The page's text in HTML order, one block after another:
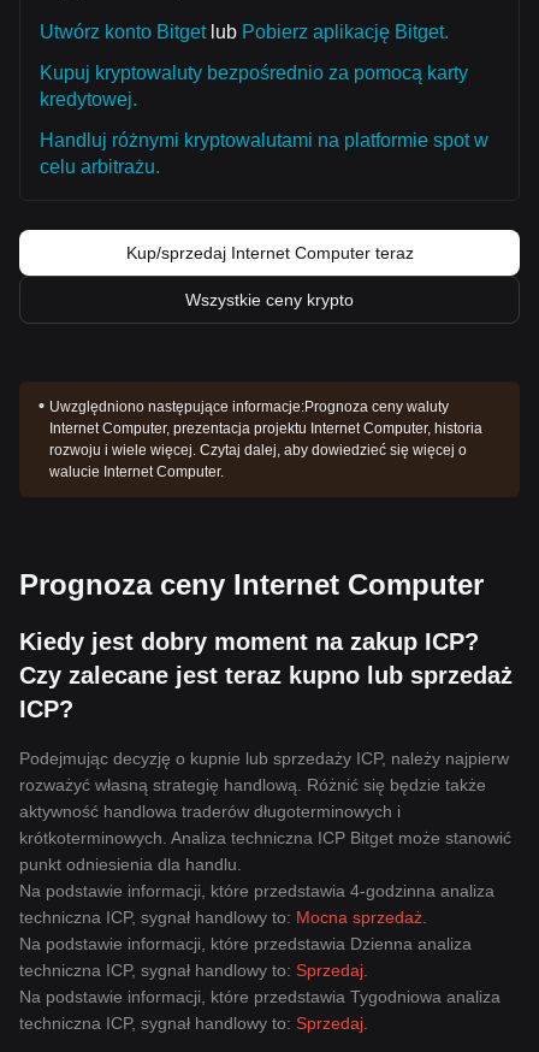
Utwórz konto Bitgetlub Pobierz aplikację Bitget.
Kupuj kryptowaluty bezpośrednio za pomocą karty
kredytowej.
Handluj różnymi kryptowalutami na platformie spot w
celu arbitrażu.
Kup/sprzedaj Internet Computer teraz
Wszystkie ceny krypto
Uwzględniono następujące informacje:Prognoza ceny waluty
Internet Computer, prezentacja projektu Internet Computer, historia
rozwoju i wiele więcej. Czytaj dalej, aby dowiedzieć się więcej o
walucie Internet Computer.
Prognoza ceny Internet Computer
Kiedy jest dobry moment na zakup ICP?
Czy zalecane jest teraz kupno lub sprzedaż
ICP?
Podejmując decyzję o kupnie lub sprzedaży ICP, należy najpierw
rozważyć własną strategię handlową. Różnić się będzie także
aktywność handlowa traderów długoterminowych i
krótkoterminowych. Analiza techniczna ICP Bitget może stanowić
punkt odniesienia dla handlu.
Na podstawie informacji, które przedstawia 4-godzinna analiza
techniczna ICP, sygnał handlowy to: Mocna sprzedaż
Na podstawie informacji, które przedstawia Dzienna analiza
techniczna ICP, sygnał handlowy to: Sprzedaj
Na podstawie informacji, które przedstawia Tygodniowa analiza
techniczna ICP, sygnał handlowy to: Sprzedaj